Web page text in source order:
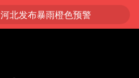
河北发布暴雨橙色预警